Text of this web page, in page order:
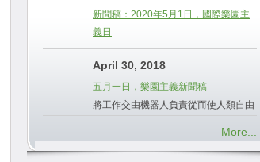
新聞稿：2020年5月1日，國際樂園主
義日
April 30, 2018
五月一日，樂園主義新聞稿
將工作交由機器人負責從而使人類自由
More...